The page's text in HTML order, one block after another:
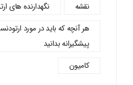
نقشه
نگهدارنده های
هر آنچه که باید در مورد
پیشگیرانه بدانید
کامیون